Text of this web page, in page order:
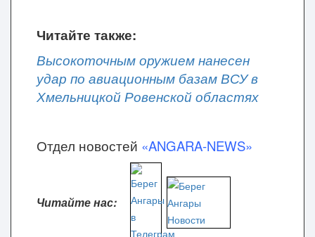
Читайте также:
Высокоточным оружием нанесен
удар по авиационным базам ВСУ в
Хмельницкой Ровенской областях
Отдел новостей «ANGARA-NEWS»
Читайте нас: